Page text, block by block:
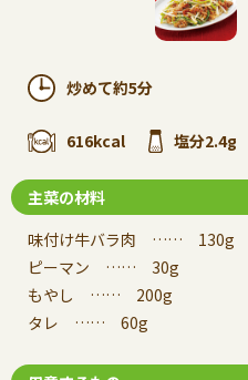
炒めて約5分
616kcal 塩分2.4g
主菜の材料
味付け牛バラ肉 …… 130g
ピーマン …… 30g
もやし …… 200g
タレ …… 60g